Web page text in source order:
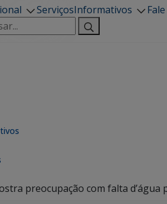
ServiçosInformativos
preocupação com falta